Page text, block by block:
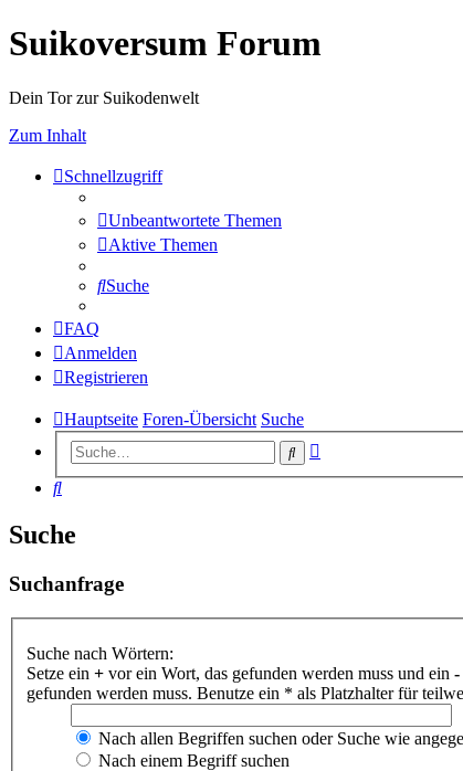
Suikoversum Forum
Dein Tor zur Suikodenwelt
Zum Inhalt
Schnellzugriff
Unbeantwortete Themen
Aktive Themen
Suche
FAQ
Anmelden
Registrieren
Hauptseite Foren-Übersicht Suche
Suche
Suche
Suche
Suchanfrage
Suche nach Wörtern:
Setze ein + vor ein Wort, das gefunden werden muss und ein -
gefunden werden muss. Benutze ein * als Platzhalter für
Nach allen Begriffen suchen oder Suche wie
Nach einem Begriff suchen